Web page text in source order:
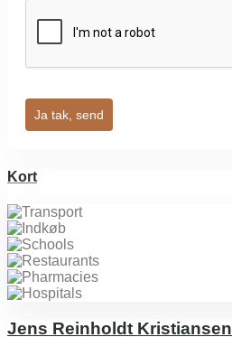
Ja tak, send
Kort
Jens Reinholdt Kristiansen